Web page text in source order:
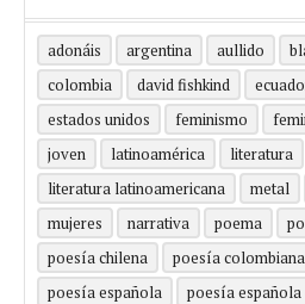
adonáis argentina aullido
colombia
david fishkind
estados unidos
feminismo
joven
latinoamérica
literatura
literatura latinoamericana
metal
mujeres
narrativa poema
poesía chilena
poesía colombiana
poesía española
poesía